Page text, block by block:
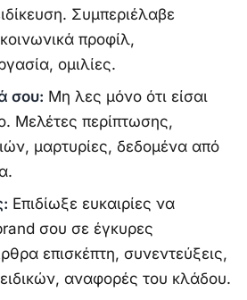
Συμπεριέλαβε
προφίλ,
ομιλίες.
σου: Μη λες μόνο ότι είσαι
Μελέτες περίπτωσης,
μαρτυρίες, δεδομένα από
Επιδίωξε ευκαιρίες να
σου σε έγκυρες
επισκέπτη, συνεντεύξεις,
αναφορές του κλάδου.